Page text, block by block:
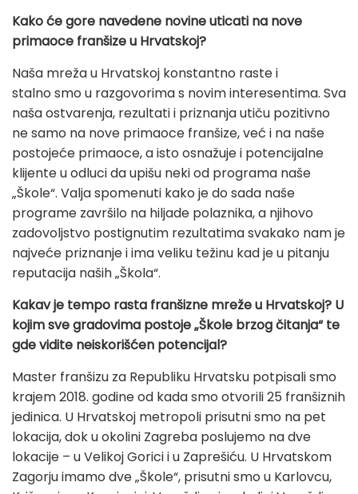
Kako će gore navedene novine uticati na nove
primaoce franšize u Hrvatskoj?
Naša mreža u Hrvatskoj konstantno raste i
stalno smo u razgovorima s novim interesentima. Sva
naša ostvarenja, rezultati i priznanja utiču pozitivno
ne samo na nove primaoce franšize, već i na naše
postojeće primaoce, a isto osnažuje i potencijalne
klijente u odluci da upišu neki od programa naše
„Škole“. Valja spomenuti kako je do sada naše
programe završilo na hiljade polaznika, a njihovo
zadovoljstvo postignutim rezultatima svakako nam je
najveće priznanje i ima veliku težinu kad je u pitanju
reputacija naših „Škola“.
Kakav je tempo rasta franšizne mreže u Hrvatskoj? U
kojim sve gradovima postoje „Škole brzog čitanja“ te
gde vidite neiskorišćen potencijal?
Master franšizu za Republiku Hrvatsku potpisali smo
krajem 2018. godine od kada smo otvorili 25 franšiznih
jedinica. U Hrvatskoj metropoli prisutni smo na pet
lokacija, dok u okolini Zagreba poslujemo na dve
lokacije – u Velikoj Gorici i u Zaprešiću. U Hrvatskom
Zagorju imamo dve „Škole“, prisutni smo u Karlovcu,